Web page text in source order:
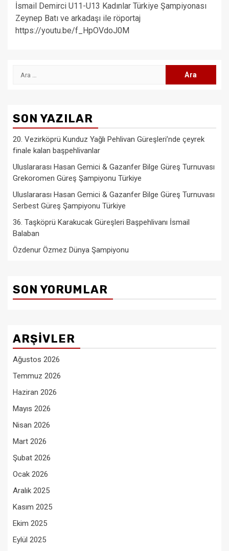
İsmail Demirci U11-U13 Kadınlar Türkiye Şampiyonası
Zeynep Batı ve arkadaşı ile röportaj
https://youtu.be/f_HpOVdoJ0M
Arama:
SON YAZILAR
20. Vezirköprü Kunduz Yağlı Pehlivan Güreşleri’nde çeyrek
finale kalan başpehlivanlar
Uluslararası Hasan Gemici & Gazanfer Bilge Güreş Turnuvası
Grekoromen Güreş Şampiyonu Türkiye
Uluslararası Hasan Gemici & Gazanfer Bilge Güreş Turnuvası
Serbest Güreş Şampiyonu Türkiye
36. Taşköprü Karakucak Güreşleri Başpehlivanı İsmail
Balaban
Özdenur Özmez Dünya Şampiyonu
SON YORUMLAR
ARŞIVLER
Ağustos 2026
Temmuz 2026
Haziran 2026
Mayıs 2026
Nisan 2026
Mart 2026
Şubat 2026
Ocak 2026
Aralık 2025
Kasım 2025
Ekim 2025
Eylül 2025